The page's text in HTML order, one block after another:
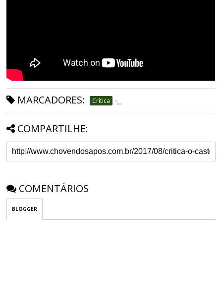
MARCADORES: Crítica
COMPARTILHE:
COMENTÁRIOS
BLOGGER